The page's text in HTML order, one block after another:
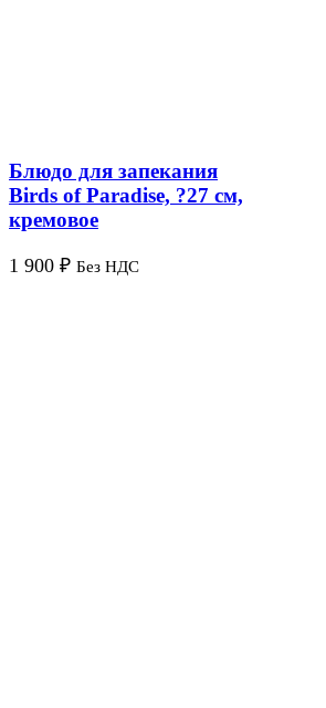
Блюдо для запекания
Birds of Paradise, ?27 см,
кремовое
1 900 ₽ Без НДС